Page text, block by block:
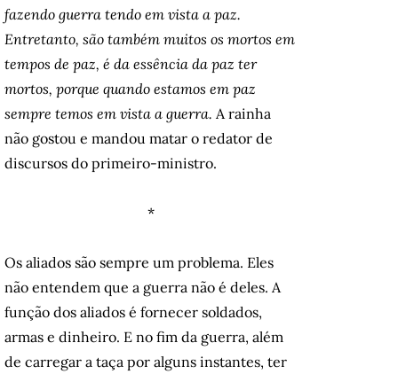
fazendo guerra tendo em vista a paz.
Entretanto, são também muitos os mortos em
tempos de paz, é da essência da paz ter
mortos, porque quando estamos em paz
sempre temos em vista a guerra. A rainha
não gostou e mandou matar o redator de
discursos do primeiro-ministro.
*
Os aliados são sempre um problema. Eles
não entendem que a guerra não é deles. A
função dos aliados é fornecer soldados,
armas e dinheiro. E no fim da guerra, além
de carregar a taça por alguns instantes, ter